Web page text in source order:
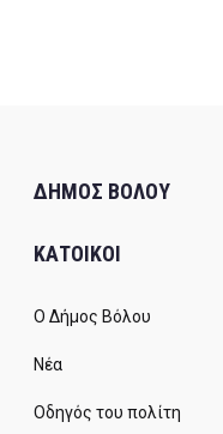
ΔΗΜΟΣ ΒΟΛΟΥ
ΚΑΤΟΙΚΟΙ
Ο Δήμος Βόλου
Νέα
Οδηγός του πολίτη